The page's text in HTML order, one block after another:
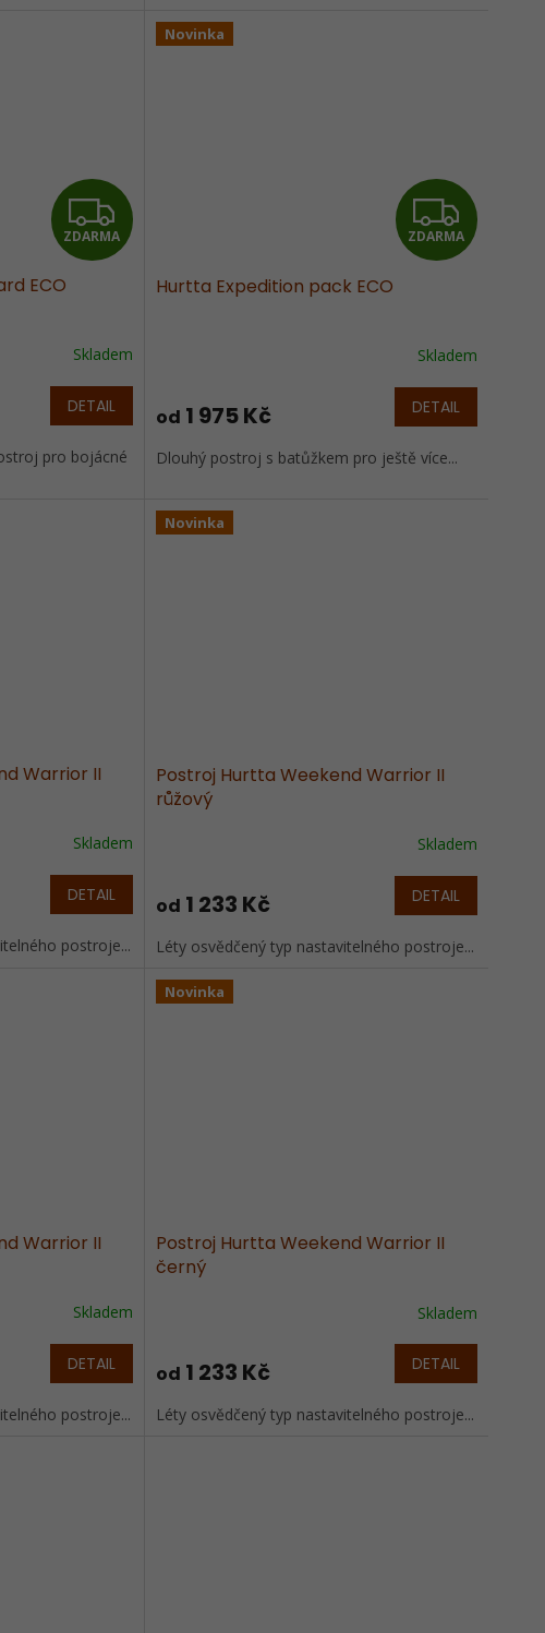
Z
D
R
M
A
ZDARMA
ECO
Skladem
DETAIL
pro bojácné
Novinka
Z
D
R
M
A
ZDARMA
Hurtta Expedition pack ECO
Skladem
od 1 975 Kč DETAIL
Dlouhý postroj s batůžkem pro ještě více...
Warrior II
Skladem
DETAIL
postroje...
Novinka
Postroj Hurtta Weekend Warrior II
růžový
Skladem
od 1 233 Kč DETAIL
Léty osvědčený typ nastavitelného postroje...
Warrior II
Skladem
DETAIL
postroje...
Novinka
Postroj Hurtta Weekend Warrior II
černý
Skladem
od 1 233 Kč DETAIL
Léty osvědčený typ nastavitelného postroje...